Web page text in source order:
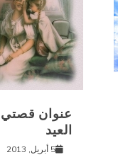
عنوان
العيد
5 أبريل, 2013